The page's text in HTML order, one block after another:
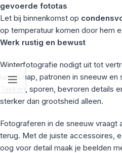
gevoerde fototas
Let bij binnenkomst op
op temperatuur komen door hem
Werk rustig en bewust
Winterfotografie nodigt uit tot
landschap, patronen in sneeuw
Takken, sporen, bevroren details
sterker dan grootsheid alleen.
Fotograferen in de sneeuw vraagt
terug. Met de juiste accessoires,
oog voor detail maak je beelden